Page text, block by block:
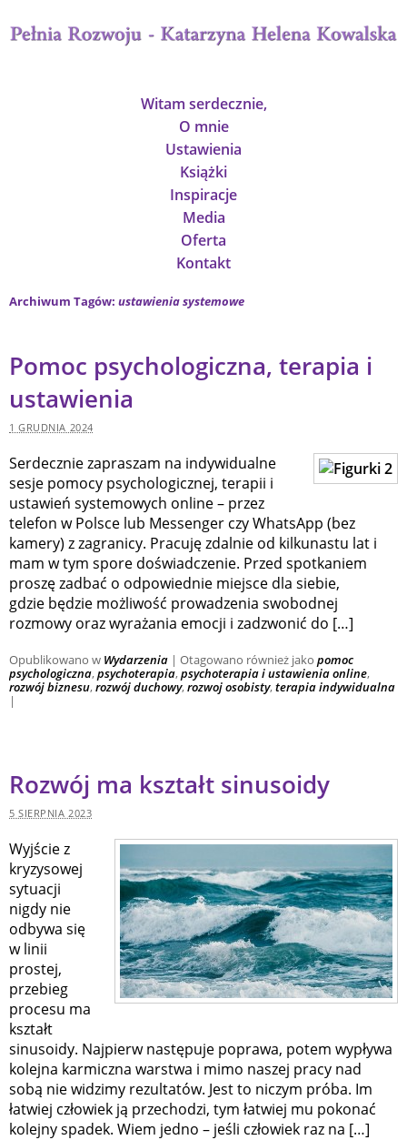
Witam serdecznie,
O mnie
Ustawienia
Książki
Inspiracje
Media
Oferta
Kontakt
Archiwum Tagów: ustawienia systemowe
Pomoc psychologiczna, terapia i
ustawienia
1 GRUDNIA 2024
Serdecznie zapraszam na indywidualne
sesje pomocy psychologicznej, terapii i
ustawień systemowych online – przez
telefon w Polsce lub Messenger czy WhatsApp (bez
kamery) z zagranicy. Pracuję zdalnie od kilkunastu lat i
mam w tym spore doświadczenie. Przed spotkaniem
proszę zadbać o odpowiednie miejsce dla siebie,
gdzie będzie możliwość prowadzenia swobodnej
rozmowy oraz wyrażania emocji i zadzwonić do […]
Opublikowano w Wydarzenia | Otagowano również jako pomoc
psychologiczna,psychoterapia,psychoterapia i ustawienia online,
rozwój biznesu,rozwój duchowy,rozwoj osobisty,terapia indywidualna
|
Rozwój ma kształt sinusoidy
5 SIERPNIA 2023
Wyjście z
kryzysowej
sytuacji
nigdy nie
odbywa się
w linii
prostej,
przebieg
procesu ma
kształt
sinusoidy. Najpierw następuje poprawa, potem wypływa
kolejna karmiczna warstwa i mimo naszej pracy nad
sobą nie widzimy rezultatów. Jest to niczym próba. Im
łatwiej człowiek ją przechodzi, tym łatwiej mu pokonać
kolejny spadek. Wiem jedno – jeśli człowiek raz na […]